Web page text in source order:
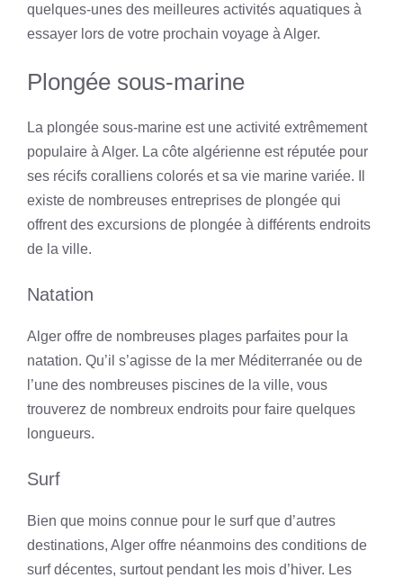
quelques-unes des meilleures activités aquatiques à
essayer lors de votre prochain voyage à Alger.
Plongée sous-marine
La plongée sous-marine est une activité extrêmement
populaire à Alger. La côte algérienne est réputée pour
ses récifs coralliens colorés et sa vie marine variée. Il
existe de nombreuses entreprises de plongée qui
offrent des excursions de plongée à différents endroits
de la ville.
Natation
Alger offre de nombreuses plages parfaites pour la
natation. Qu’il s’agisse de la mer Méditerranée ou de
l’une des nombreuses piscines de la ville, vous
trouverez de nombreux endroits pour faire quelques
longueurs.
Surf
Bien que moins connue pour le surf que d’autres
destinations, Alger offre néanmoins des conditions de
surf décentes, surtout pendant les mois d’hiver. Les